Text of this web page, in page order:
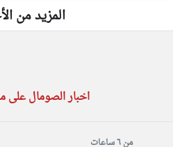
المزيد من
اخبار الصومال على
من ٦ ساعات